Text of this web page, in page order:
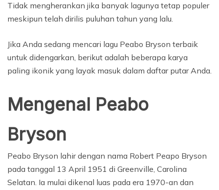
Tidak mengherankan jika banyak lagunya tetap populer
meskipun telah dirilis puluhan tahun yang lalu.
Jika Anda sedang mencari lagu Peabo Bryson terbaik
untuk didengarkan, berikut adalah beberapa karya
paling ikonik yang layak masuk dalam daftar putar Anda.
Mengenal Peabo
Bryson
Peabo Bryson lahir dengan nama Robert Peapo Bryson
pada tanggal 13 April 1951 di Greenville, Carolina
Selatan. Ia mulai dikenal luas pada era 1970-an dan